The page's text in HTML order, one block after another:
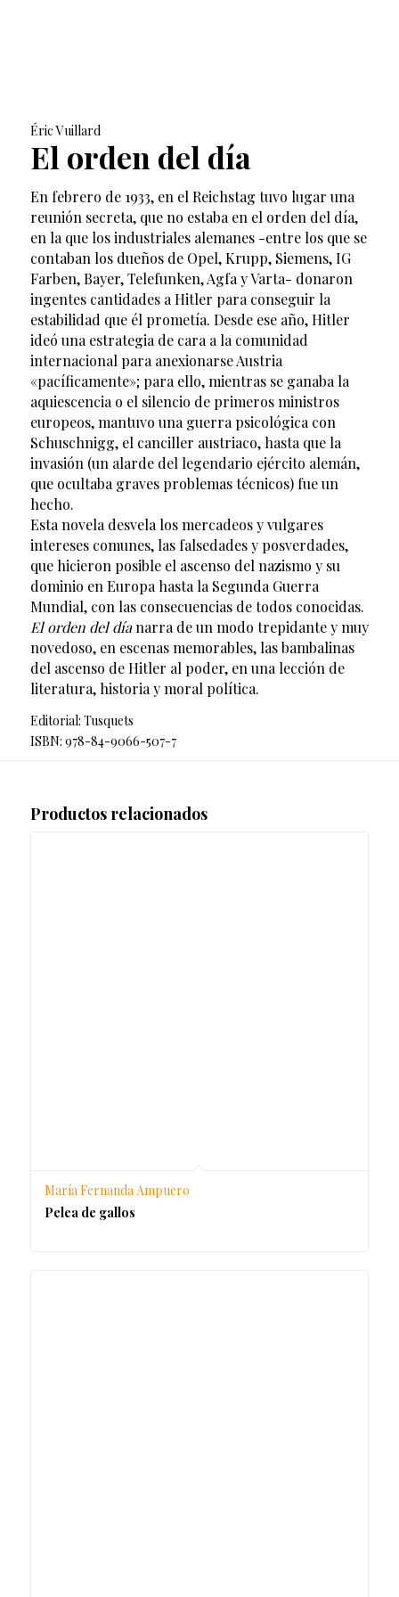
Éric Vuillard
El orden del día
En febrero de 1933, en el Reichstag tuvo lugar una
reunión secreta, que no estaba en el orden del día,
en la que los industriales alemanes -entre los que se
contaban los dueños de Opel, Krupp, Siemens, IG
Farben, Bayer, Telefunken, Agfa y Varta- donaron
ingentes cantidades a Hitler para conseguir la
estabilidad que él prometía. Desde ese año, Hitler
ideó una estrategia de cara a la comunidad
internacional para anexionarse Austria
«pacíficamente»; para ello, mientras se ganaba la
aquiescencia o el silencio de primeros ministros
europeos, mantuvo una guerra psicológica con
Schuschnigg, el canciller austriaco, hasta que la
invasión (un alarde del legendario ejército alemán,
que ocultaba graves problemas técnicos) fue un
hecho.
Esta novela desvela los mercadeos y vulgares
intereses comunes, las falsedades y posverdades,
que hicieron posible el ascenso del nazismo y su
dominio en Europa hasta la Segunda Guerra
Mundial, con las consecuencias de todos conocidas.
El orden del díanarra de un modo trepidante y muy
novedoso, en escenas memorables, las bambalinas
del ascenso de Hitler al poder, en una lección de
literatura, historia y moral política.
Editorial: Tusquets
ISBN: 978-84-9066-507-7
Productos relacionados
María Fernanda Ampuero
Pelea de gallos